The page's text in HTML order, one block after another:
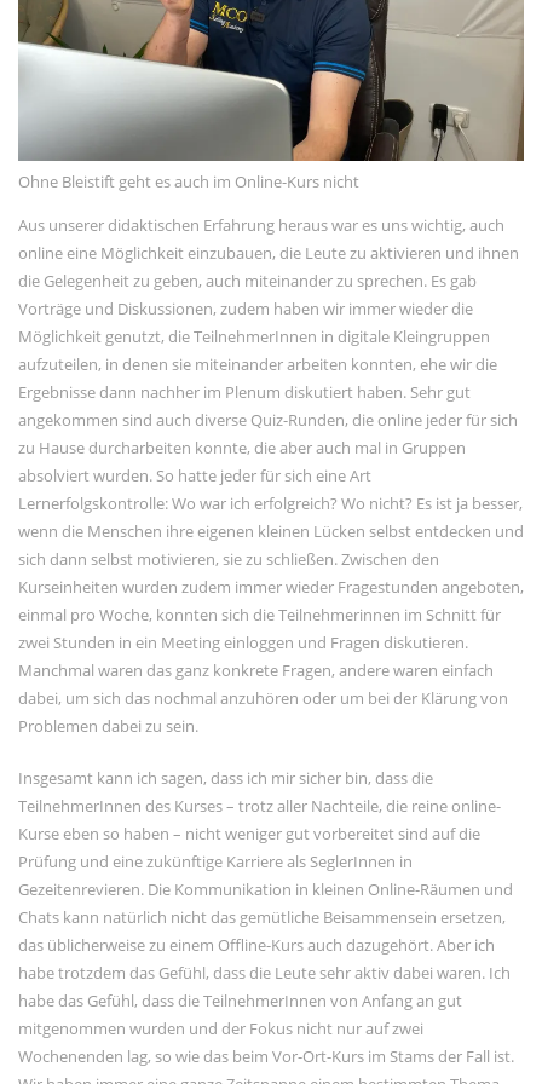
Kommentar-Feed
WordPress.org
Ohne Bleistift geht es auch im Online-Kurs nicht
Aus unserer didaktischen Erfahrung heraus war es uns wichtig, auch
online eine Möglichkeit einzubauen, die Leute zu aktivieren und ihnen
die Gelegenheit zu geben, auch miteinander zu sprechen. Es gab
Vorträge und Diskussionen, zudem haben wir immer wieder die
Möglichkeit genutzt, die TeilnehmerInnen in digitale Kleingruppen
aufzuteilen, in denen sie miteinander arbeiten konnten, ehe wir die
Ergebnisse dann nachher im Plenum diskutiert haben. Sehr gut
angekommen sind auch diverse Quiz-Runden, die online jeder für sich
zu Hause durcharbeiten konnte, die aber auch mal in Gruppen
absolviert wurden. So hatte jeder für sich eine Art
Lernerfolgskontrolle: Wo war ich erfolgreich? Wo nicht? Es ist ja besser,
wenn die Menschen ihre eigenen kleinen Lücken selbst entdecken und
sich dann selbst motivieren, sie zu schließen. Zwischen den
Kurseinheiten wurden zudem immer wieder Fragestunden angeboten,
einmal pro Woche, konnten sich die Teilnehmerinnen im Schnitt für
zwei Stunden in ein Meeting einloggen und Fragen diskutieren.
Manchmal waren das ganz konkrete Fragen, andere waren einfach
dabei, um sich das nochmal anzuhören oder um bei der Klärung von
Problemen dabei zu sein.
Insgesamt kann ich sagen, dass ich mir sicher bin, dass die
TeilnehmerInnen des Kurses – trotz aller Nachteile, die reine online-
Kurse eben so haben – nicht weniger gut vorbereitet sind auf die
Prüfung und eine zukünftige Karriere als SeglerInnen in
Gezeitenrevieren. Die Kommunikation in kleinen Online-Räumen und
Chats kann natürlich nicht das gemütliche Beisammensein ersetzen,
das üblicherweise zu einem Offline-Kurs auch dazugehört. Aber ich
habe trotzdem das Gefühl, dass die Leute sehr aktiv dabei waren. Ich
habe das Gefühl, dass die TeilnehmerInnen von Anfang an gut
mitgenommen wurden und der Fokus nicht nur auf zwei
Wochenenden lag, so wie das beim Vor-Ort-Kurs im Stams der Fall ist.